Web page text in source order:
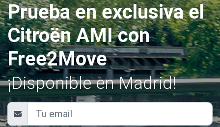
Prueba en exclusiva el
Citroën AMI con
Free2Move
¡Disponible en Madrid!